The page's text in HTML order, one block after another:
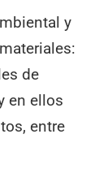
y
de
en ellos
entre